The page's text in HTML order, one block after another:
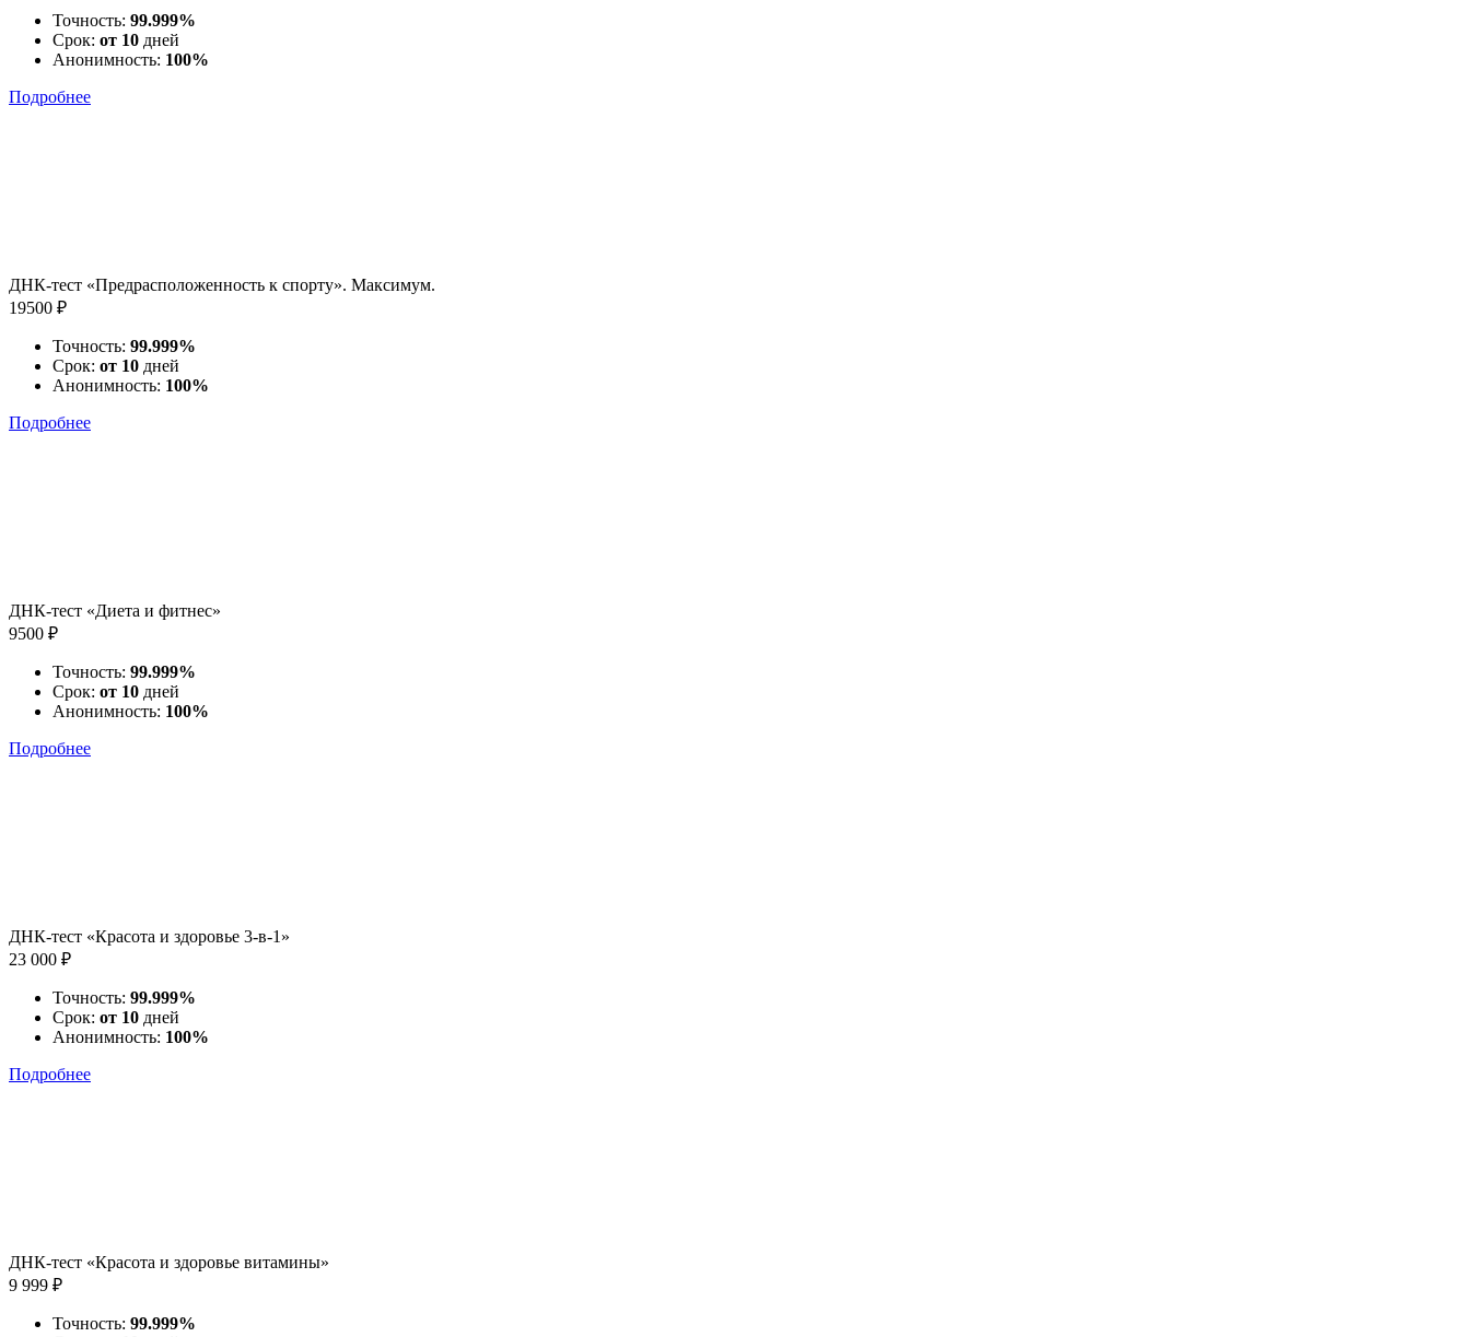
Точность: 99.999%
Срок: от 10 дней
Анонимность: 100%
Подробнее
ДНК-тест «Предрасположенность к спорту». Максимум.
19500 ₽
Точность: 99.999%
Срок: от 10 дней
Анонимность: 100%
Подробнее
ДНК-тест «Диета и фитнес»
9500 ₽
Точность: 99.999%
Срок: от 10 дней
Анонимность: 100%
Подробнее
ДНК-тест «Красота и здоровье 3-в-1»
23 000 ₽
Точность: 99.999%
Срок: от 10 дней
Анонимность: 100%
Подробнее
ДНК-тест «Красота и здоровье витамины»
9 999 ₽
Точность: 99.999%